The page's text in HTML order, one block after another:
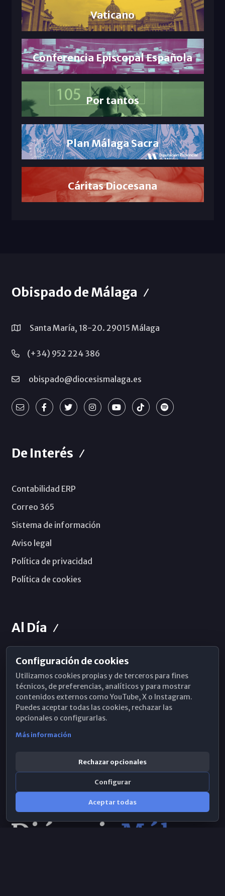
Vaticano
Conferencia Episcopal Española
Por tantos
Plan Málaga Sacra
Cáritas Diocesana
Obispado de Málaga
Santa María, 18-20. 29015 Málaga
(+34) 952 224 386
obispado@diocesismalaga.es
De Interés
Contabilidad ERP
Correo 365
Sistema de información
Aviso legal
Política de privacidad
Política de cookies
Al Día
Horarios de Misa
Hemeroteca
WhatsApp
Configuración de cookies
Utilizamos cookies propias y de terceros para fines
técnicos, de preferencias, analíticos y para mostrar
contenidos externos como YouTube, X o Instagram.
Puedes aceptar todas las cookies, rechazar las
opcionales o configurarlas.
Más información
Rechazar opcionales
Configurar
Aceptar todas